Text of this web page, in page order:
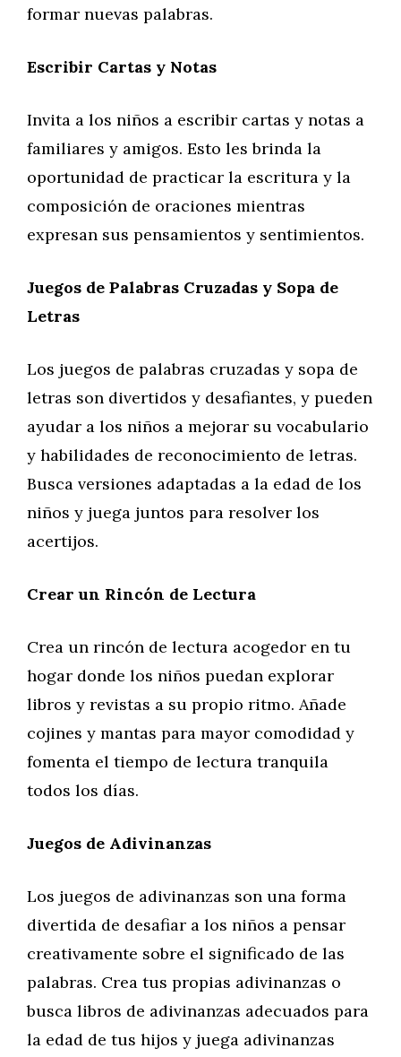
formar nuevas palabras.
Escribir Cartas y Notas
Invita a los niños a escribir cartas y notas a
familiares y amigos. Esto les brinda la
oportunidad de practicar la escritura y la
composición de oraciones mientras
expresan sus pensamientos y sentimientos.
Juegos de Palabras Cruzadas y Sopa de
Letras
Los juegos de palabras cruzadas y sopa de
letras son divertidos y desafiantes, y pueden
ayudar a los niños a mejorar su vocabulario
y habilidades de reconocimiento de letras.
Busca versiones adaptadas a la edad de los
niños y juega juntos para resolver los
acertijos.
Crear un Rincón de Lectura
Crea un rincón de lectura acogedor en tu
hogar donde los niños puedan explorar
libros y revistas a su propio ritmo. Añade
cojines y mantas para mayor comodidad y
fomenta el tiempo de lectura tranquila
todos los días.
Juegos de Adivinanzas
Los juegos de adivinanzas son una forma
divertida de desafiar a los niños a pensar
creativamente sobre el significado de las
palabras. Crea tus propias adivinanzas o
busca libros de adivinanzas adecuados para
la edad de tus hijos y juega adivinanzas